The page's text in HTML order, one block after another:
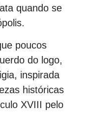
quando se
poucos
do logo,
, inspirada
históricas
XVIII pelo